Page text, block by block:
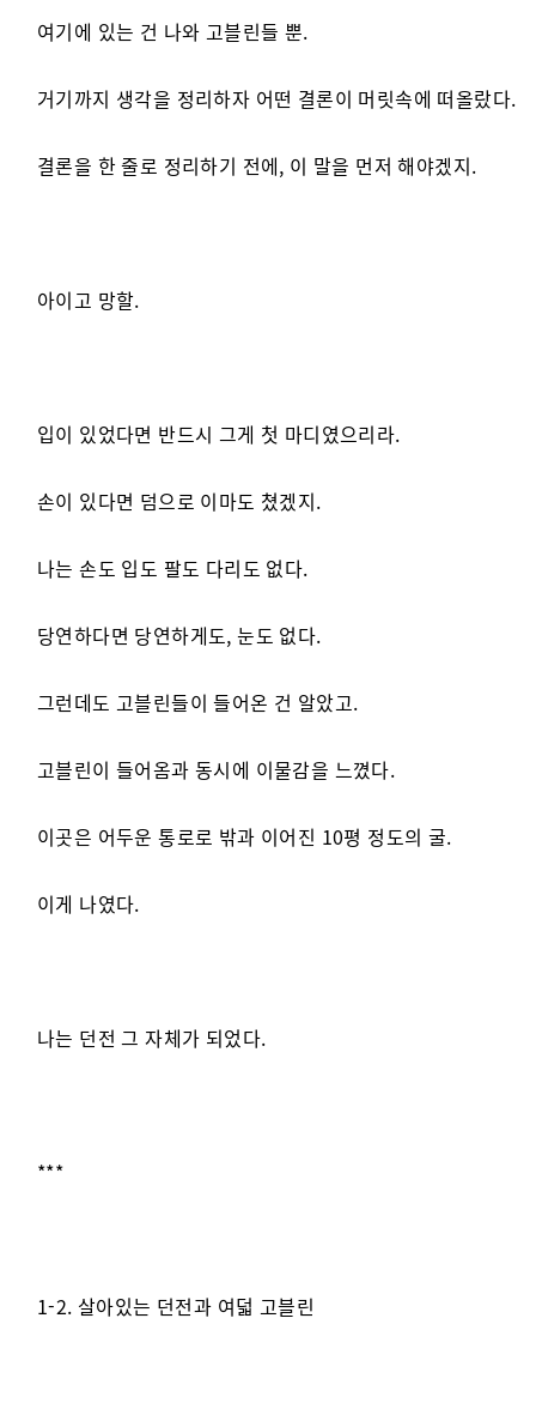
여기에 있는 건 나와 고블린들 뿐.
거기까지 생각을 정리하자 어떤 결론이 머릿속에 떠올랐다.
결론을 한 줄로 정리하기 전에, 이 말을 먼저 해야겠지.
아이고 망할.
입이 있었다면 반드시 그게 첫 마디였으리라.
손이 있다면 덤으로 이마도 쳤겠지.
나는 손도 입도 팔도 다리도 없다.
당연하다면 당연하게도, 눈도 없다.
그런데도 고블린들이 들어온 건 알았고.
고블린이 들어옴과 동시에 이물감을 느꼈다.
이곳은 어두운 통로로 밖과 이어진 10평 정도의 굴.
이게 나였다.
나는 던전 그 자체가 되었다.
***
1-2. 살아있는 던전과 여덟 고블린